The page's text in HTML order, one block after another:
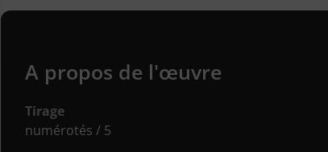
A propos de l'œuvre
Tirage
numérotés / 5